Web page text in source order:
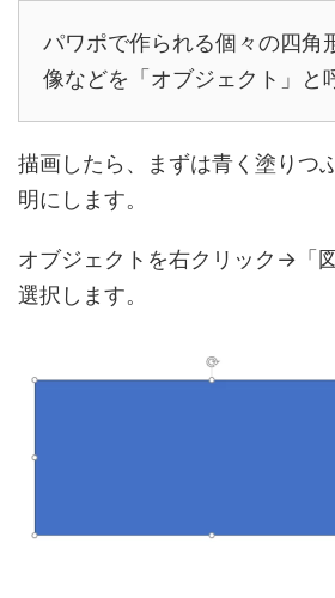
パワポで作られる個々の四角
像などを「オブジェクト」と
描画したら、まずは青く塗りつ
明にします。
オブジェクトを右クリック→「
選択します。